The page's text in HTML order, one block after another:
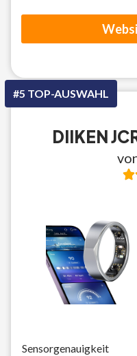
#5 TOP-AUSWAHL
DIIKEN
Sensorgenauigkeit